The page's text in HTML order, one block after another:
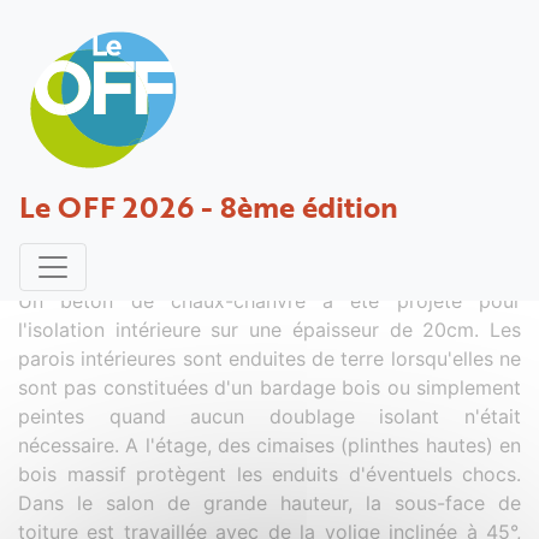
Le OFF 2026 - 8ème édition
Maison CHARMOIS
Projet déposé par Jacques-Leflaive - 16 février 2023
Un béton de chaux-chanvre a été projeté pour
l'isolation intérieure sur une épaisseur de 20cm. Les
parois intérieures sont enduites de terre lorsqu'elles ne
sont pas constituées d'un bardage bois ou simplement
peintes quand aucun doublage isolant n'était
nécessaire. A l'étage, des cimaises (plinthes hautes) en
bois massif protègent les enduits d'éventuels chocs.
Dans le salon de grande hauteur, la sous-face de
toiture est travaillée avec de la volige inclinée à 45°,